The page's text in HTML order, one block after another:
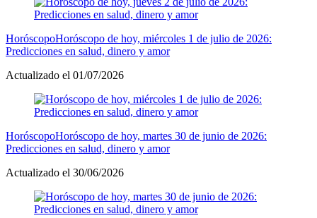
HoróscopoHoróscopo de hoy, miércoles 1 de julio de 2026:
Predicciones en salud, dinero y amor
Actualizado el 01/07/2026
HoróscopoHoróscopo de hoy, martes 30 de junio de 2026:
Predicciones en salud, dinero y amor
Actualizado el 30/06/2026